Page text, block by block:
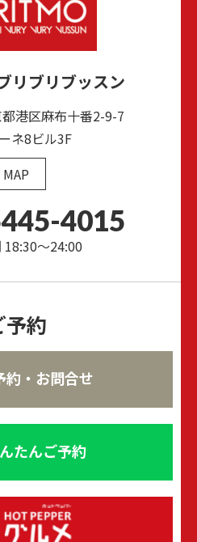
リブリブッスン
港区麻布十番2-9-7
ネ8ビル3F
MAP
4015
18:30～24:00
予約
約・お問合せ
たんご予約